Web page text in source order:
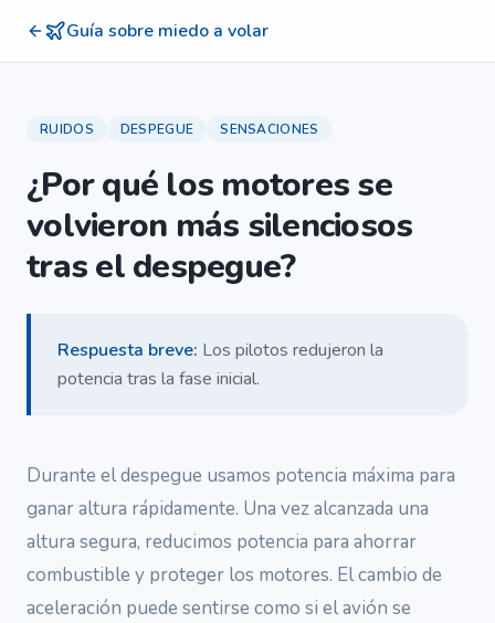
Guía sobre miedo a volar
RUIDOS DESPEGUE SENSACIONES
¿Por qué los motores se
volvieron más silenciosos
tras el despegue?
Respuesta breve: Los pilotos redujeron la
potencia tras la fase inicial.
Durante el despegue usamos potencia máxima para
ganar altura rápidamente. Una vez alcanzada una
altura segura, reducimos potencia para ahorrar
combustible y proteger los motores. El cambio de
aceleración puede sentirse como si el avión se